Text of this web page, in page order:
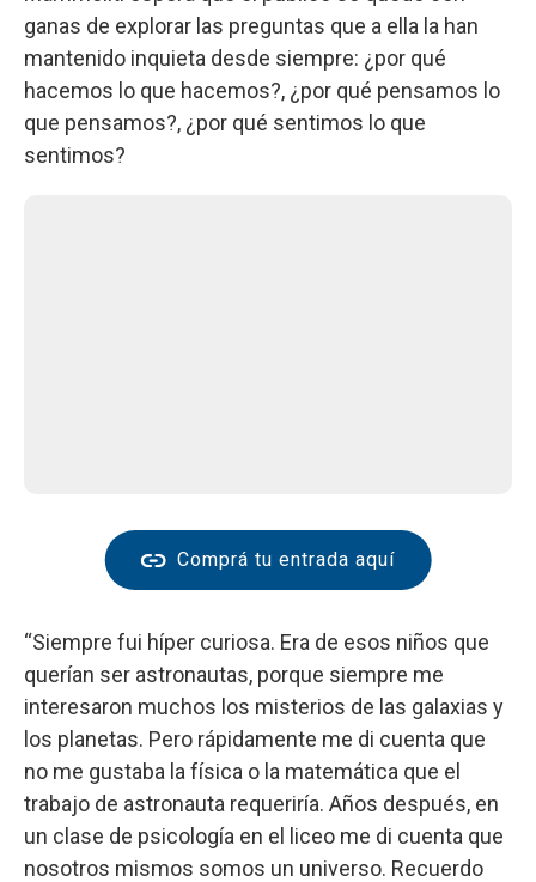
ganas de explorar las preguntas que a ella la han
mantenido inquieta desde siempre: ¿por qué
hacemos lo que hacemos?, ¿por qué pensamos lo
que pensamos?, ¿por qué sentimos lo que
sentimos?
Comprá tu entrada aquí
“Siempre fui híper curiosa. Era de esos niños que
querían ser astronautas, porque siempre me
interesaron muchos los misterios de las galaxias y
los planetas. Pero rápidamente me di cuenta que
no me gustaba la física o la matemática que el
trabajo de astronauta requeriría. Años después, en
un clase de psicología en el liceo me di cuenta que
nosotros mismos somos un universo. Recuerdo